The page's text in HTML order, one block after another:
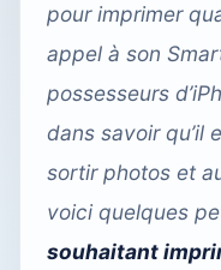
pour imprimer
appel à son
possesseurs
dans savoir qu’il
sortir photos et
voici quelques
souhaitant